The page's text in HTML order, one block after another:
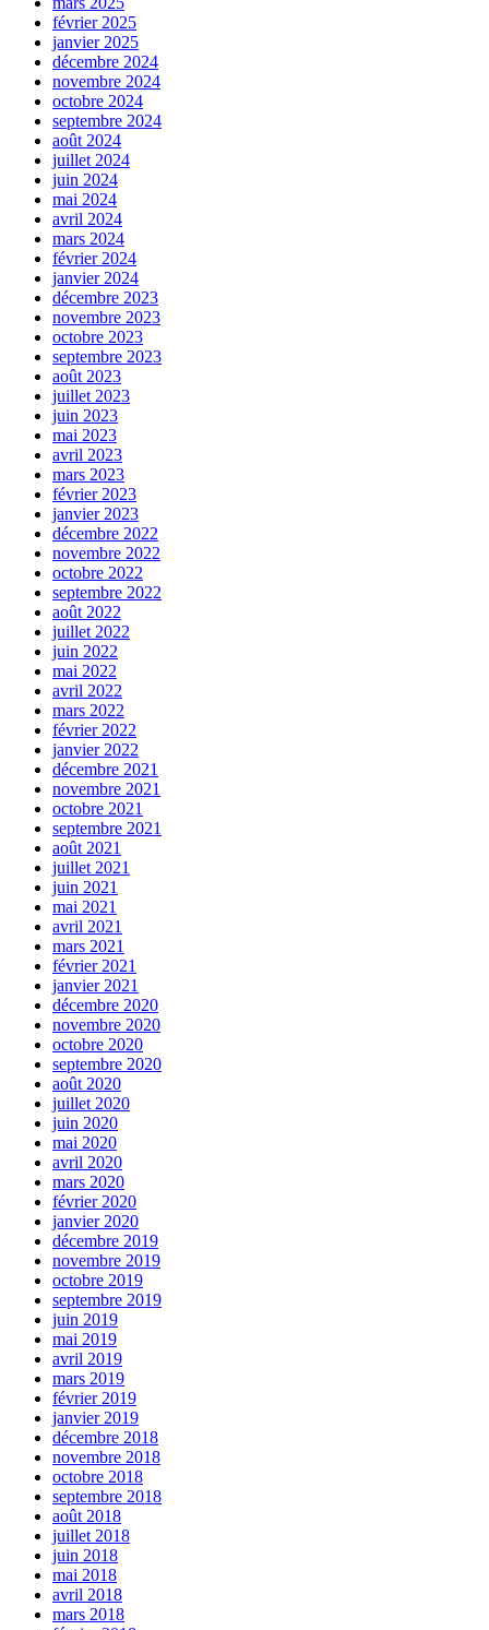
février 2025
janvier 2025
décembre 2024
novembre 2024
octobre 2024
septembre 2024
août 2024
juillet 2024
juin 2024
mai 2024
avril 2024
mars 2024
février 2024
janvier 2024
décembre 2023
novembre 2023
octobre 2023
septembre 2023
août 2023
juillet 2023
juin 2023
mai 2023
avril 2023
mars 2023
février 2023
janvier 2023
décembre 2022
novembre 2022
octobre 2022
septembre 2022
août 2022
juillet 2022
juin 2022
mai 2022
avril 2022
mars 2022
février 2022
janvier 2022
décembre 2021
novembre 2021
octobre 2021
septembre 2021
août 2021
juillet 2021
juin 2021
mai 2021
avril 2021
mars 2021
février 2021
janvier 2021
décembre 2020
novembre 2020
octobre 2020
septembre 2020
août 2020
juillet 2020
juin 2020
mai 2020
avril 2020
mars 2020
février 2020
janvier 2020
décembre 2019
novembre 2019
octobre 2019
septembre 2019
juin 2019
mai 2019
avril 2019
mars 2019
février 2019
janvier 2019
décembre 2018
novembre 2018
octobre 2018
septembre 2018
août 2018
juillet 2018
juin 2018
mai 2018
avril 2018
mars 2018